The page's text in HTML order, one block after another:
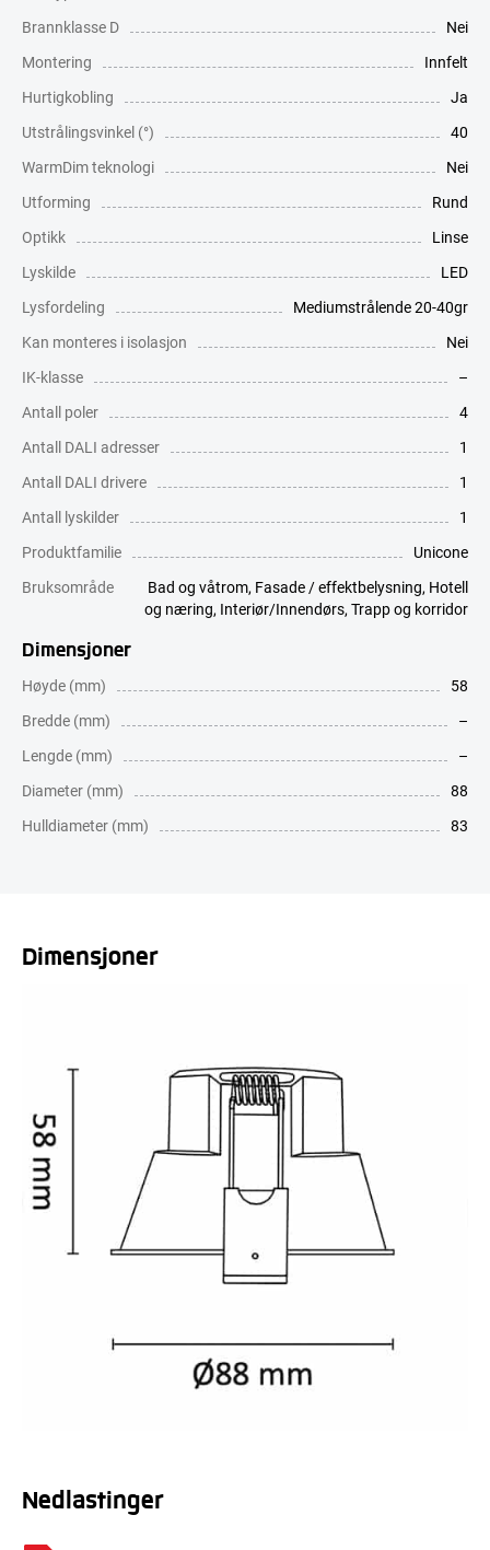
Brannklasse D
Nei
Montering
Innfelt
Hurtigkobling
Ja
Utstrålingsvinkel (°)
40
WarmDim teknologi
Nei
Utforming
Rund
Optikk
Linse
Lyskilde
LED
Lysfordeling
Mediumstrålende 20-40gr
Kan monteres i isolasjon
Nei
IK-klasse
–
Antall poler
4
Antall DALI adresser
1
Antall DALI drivere
1
Antall lyskilder
1
Produktfamilie
Unicone
Bruksområde
Bad og våtrom, Fasade / effektbelysning, Hotell
og næring, Interiør/Innendørs, Trapp og korridor
Dimensjoner
Høyde (mm)
58
Bredde (mm)
–
Lengde (mm)
–
Diameter (mm)
88
Hulldiameter (mm)
83
Dimensjoner
Nedlastinger